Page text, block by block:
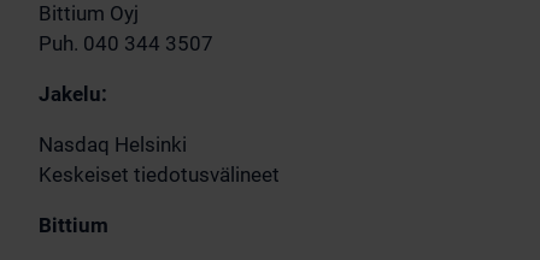
Bittium Oyj
Puh. 040 344 3507
Jakelu:
Nasdaq Helsinki
Keskeiset tiedotusvälineet
Bittium